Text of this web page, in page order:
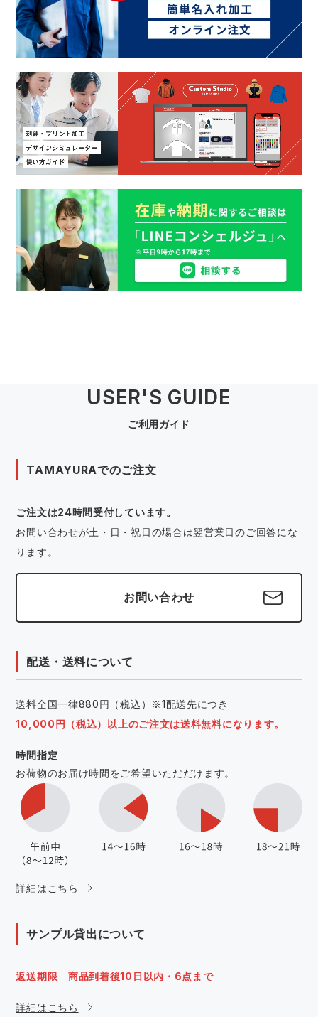
USER'S GUIDE
ご利用ガイド
TAMAYURAでのご注文
ご注文は24時間受付しています。
お問い合わせが土・日・祝日の場合は翌営業日のご回答にな
ります。
お問い合わせ
配送・送料について
送料全国一律880円（税込）※1配送先につき
10,000円（税込）以上のご注文は送料無料になります。
時間指定
お荷物のお届け時間をご希望いただだけます。
詳細はこちら
サンプル貸出について
返送期限 商品到着後10日以内・6点まで
詳細はこちら